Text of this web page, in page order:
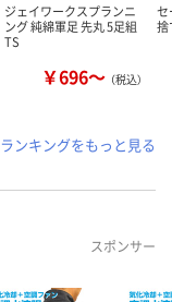
ジェイワークスプランニ
ング 純綿軍足 先丸 5足組
TS
￥696～ （税込）
セ
捨
ランキングをもっと見る
スポンサー